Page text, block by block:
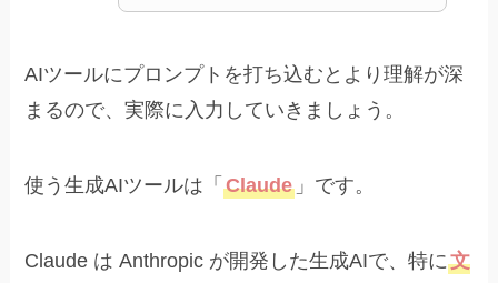
AIツールにプロンプトを打ち込むとより理解が深
まるので、実際に入力していきましょう。
使う生成AIツールは「Claude 」です。
Claude は Anthropic が開発した生成AIで、特に文